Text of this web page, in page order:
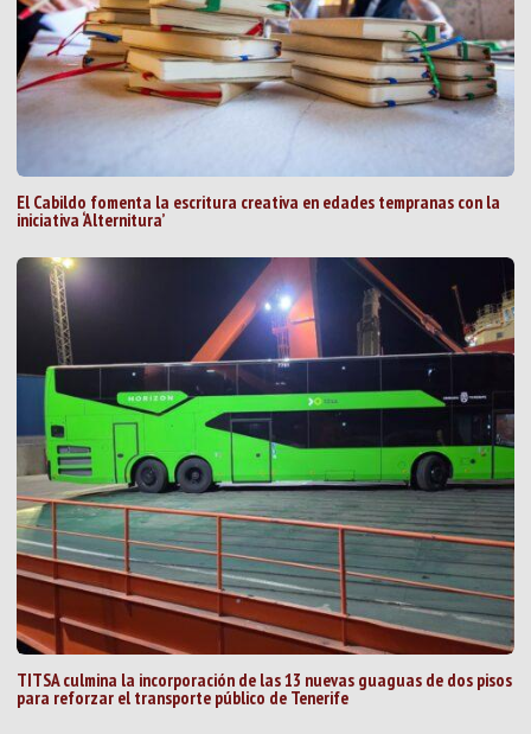
El Cabildo fomenta la escritura creativa en edades tempranas con la
iniciativa ‘Alternitura’
TITSA culmina la incorporación de las 13 nuevas guaguas de dos pisos
para reforzar el transporte público de Tenerife